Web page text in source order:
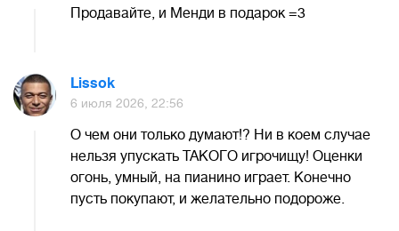
Продавайте, и Менди в подарок =3
Lissok
6 июля 2026, 22:56
О чем они только думают!? Ни в коем случае
нельзя упускать ТАКОГО игрочищу! Оценки
огонь, умный, на пианино играет. Конечно
пусть покупают, и желательно подороже.